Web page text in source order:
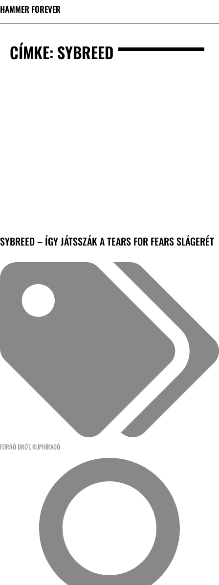
HAMMER FOREVER
CÍMKE: SYBREED
SYBREED – ÍGY JÁTSSZÁK A TEARS FOR FEARS SLÁGERÉT
FORRÓ DRÓT, KLIPHÍRADÓ